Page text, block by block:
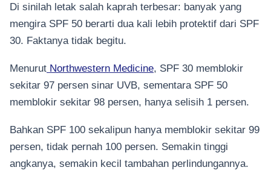
Di sinilah letak salah kaprah terbesar: banyak yang
mengira SPF 50 berarti dua kali lebih protektif dari SPF
30. Faktanya tidak begitu.
Menurut Northwestern Medicine, SPF 30 memblokir
sekitar 97 persen sinar UVB, sementara SPF 50
memblokir sekitar 98 persen, hanya selisih 1 persen.
Bahkan SPF 100 sekalipun hanya memblokir sekitar 99
persen, tidak pernah 100 persen. Semakin tinggi
angkanya, semakin kecil tambahan perlindungannya.